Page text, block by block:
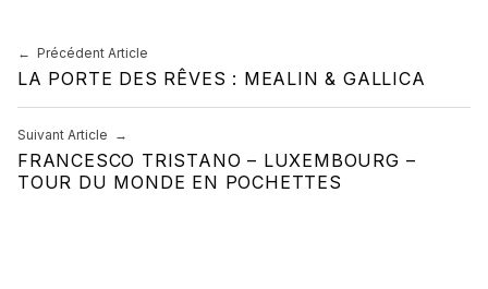
Navigation de l’article
Précédent Article
LA PORTE DES RÊVES : MEALIN & GALLICA
Suivant Article
FRANCESCO TRISTANO – LUXEMBOURG –
TOUR DU MONDE EN POCHETTES